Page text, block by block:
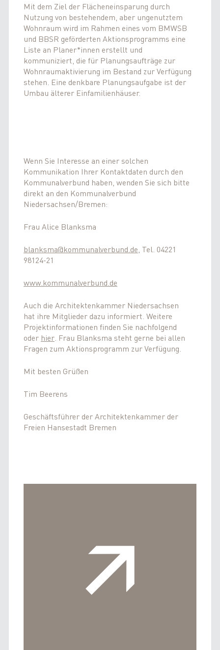
Mit dem Ziel der Flächeneinsparung durch
Nutzung von bestehendem, aber ungenutztem
Wohnraum wird im Rahmen eines vom BMWSB
und BBSR geförderten Aktionsprogramms eine
Liste an Planer*innen erstellt und
kommuniziert, die für Planungsaufträge zur
Wohnraumaktivierung im Bestand zur Verfügung
stehen. Eine denkbare Planungsaufgabe ist der
Umbau älterer Einfamilienhäuser.
Wenn Sie Interesse an einer solchen
Kommunikation Ihrer Kontaktdaten durch den
Kommunalverbund haben, wenden Sie sich bitte
direkt an den Kommunalverbund
Niedersachsen/Bremen:
Frau Alice Blanksma
blanksma@kommunalverbund.de , Tel. 04221
98124-21
www.kommunalverbund.de
Auch die Architektenkammer Niedersachsen
hat ihre Mitglieder dazu informiert. Weitere
Projektinformationen finden Sie nachfolgend
oder hier. Frau Blanksma steht gerne bei allen
Fragen zum Aktionsprogramm zur Verfügung.
Mit besten Grüßen
Tim Beerens
Geschäftsführer der Architektenkammer der
Freien Hansestadt Bremen